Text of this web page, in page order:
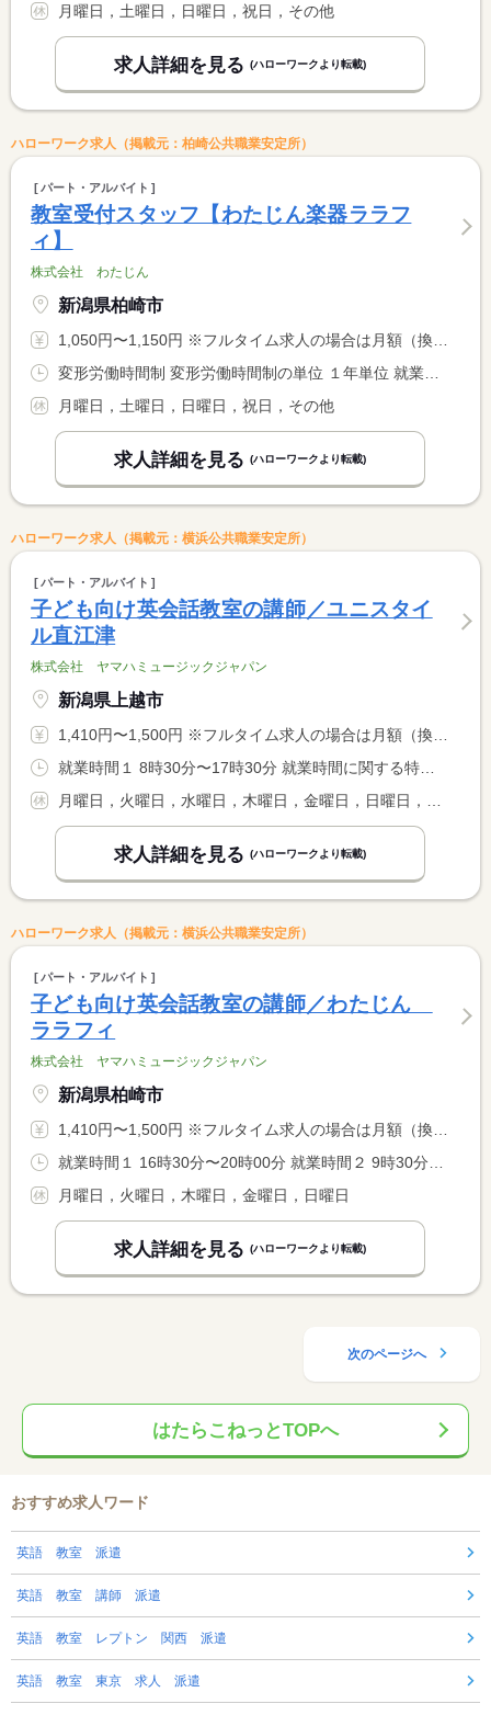
月曜日，土曜日，日曜日，祝日，その他
求人詳細を見る (ハローワークより転載)
ハローワーク求人（掲載元：柏崎公共職業安定所）
パート・アルバイト
教室受付スタッフ【わたじん楽器ララフ
ィ】
株式会社 わたじん
新潟県柏崎市
1,050円〜1,150円 ※フルタイム求人の場合は月額（換算額）、パート求人の場合は時間額を表示しています。
変形労働時間制 変形労働時間制の単位 １年単位 就業時間１ 17時45分〜21時45分 就業時間に関する特記事項 曜日によって終業時間が多少変更あり
月曜日，土曜日，日曜日，祝日，その他
求人詳細を見る (ハローワークより転載)
ハローワーク求人（掲載元：横浜公共職業安定所）
パート・アルバイト
子ども向け英会話教室の講師／ユニスタイ
ル直江津
株式会社 ヤマハミュージックジャパン
新潟県上越市
1,410円〜1,500円 ※フルタイム求人の場合は月額（換算額）、パート求人の場合は時間額を表示しています。
就業時間１ 8時30分〜17時30分 就業時間に関する特記事項 土曜日の勤務となります
月曜日，火曜日，水曜日，木曜日，金曜日，日曜日，その他
求人詳細を見る (ハローワークより転載)
ハローワーク求人（掲載元：横浜公共職業安定所）
パート・アルバイト
子ども向け英会話教室の講師／わたじん
ララフィ
株式会社 ヤマハミュージックジャパン
新潟県柏崎市
1,410円〜1,500円 ※フルタイム求人の場合は月額（換算額）、パート求人の場合は時間額を表示しています。
就業時間１ 16時30分〜20時00分 就業時間２ 9時30分〜15時30分
月曜日，火曜日，木曜日，金曜日，日曜日
求人詳細を見る (ハローワークより転載)
次のページへ
はたらこねっとTOPへ
おすすめ求人ワード
英語 教室 派遣
英語 教室 講師 派遣
英語 教室 レプトン 関西 派遣
英語 教室 東京 求人 派遣